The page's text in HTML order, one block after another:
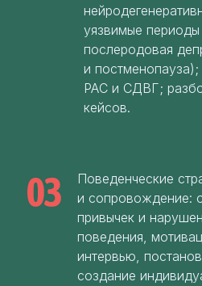
уязвимые
послеродовая
и
РАС и СДВГ;
кейсов.
Поведенческие
и сопровождение:
привычек и
поведения,
интервью,
создание